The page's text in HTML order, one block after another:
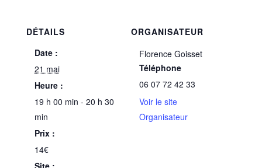
DÉTAILS
Date :
21 mai
Heure :
19 h 00 min - 20 h 30
min
Prix :
14€
Site :
ORGANISATEUR
Florence Goisset
Téléphone
06 07 72 42 33
Voir le site
Organisateur